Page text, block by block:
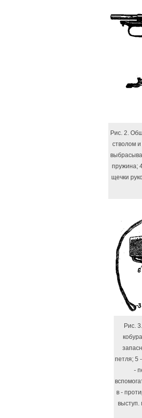
Рис. 2.
стволом и
пружина;
щечки
Рис.
петля; 5
-
в -
выступ.